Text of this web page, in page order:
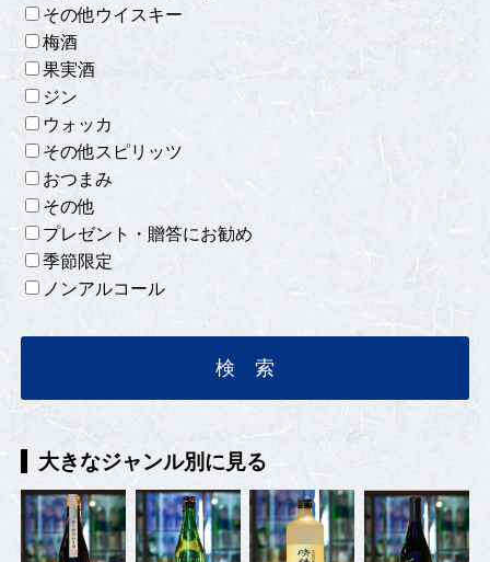
その他ウイスキー
梅酒
果実酒
ジン
ウォッカ
その他スピリッツ
おつまみ
その他
プレゼント・贈答にお勧め
季節限定
ノンアルコール
大きなジャンル別に見る